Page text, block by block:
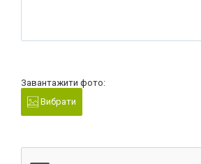
Завантажити фото:
Вибрати